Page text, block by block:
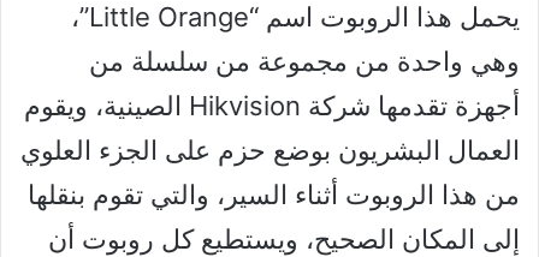
يحمل هذا الروبوت اسم “Little Orange”،
وهي واحدة من مجموعة من سلسلة من
أجهزة تقدمها شركة Hikvision الصينية، ويقوم
العمال البشريون بوضع حزم على الجزء العلوي
من هذا الروبوت أثناء السير، والتي تقوم بنقلها
إلى المكان الصحيح، ويستطيع كل روبوت أن